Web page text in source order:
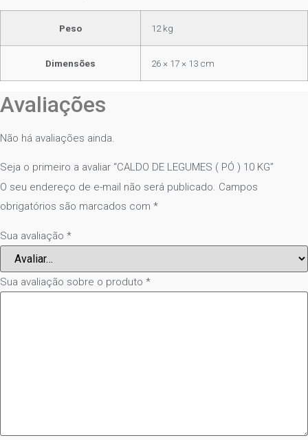
Peso 12 kg
Dimensões 26 × 17 × 13 cm
Avaliações
Não há avaliações ainda.
Seja o primeiro a avaliar “CALDO DE LEGUMES ( PÓ ) 10 KG”
O seu endereço de e-mail não será publicado. Campos
obrigatórios são marcados com *
Sua avaliação *
Sua avaliação sobre o produto *